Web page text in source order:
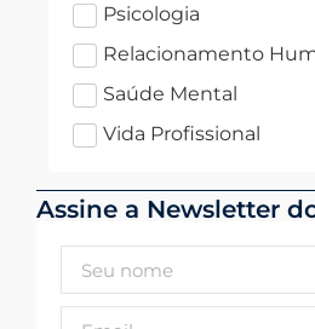
Psicologia
Relacionamento
Saúde Mental
Vida Profissional
Assine a Newsletter